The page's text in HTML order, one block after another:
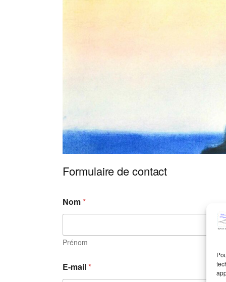
Formulaire de contact
Nom*
Prénom
E-mail*